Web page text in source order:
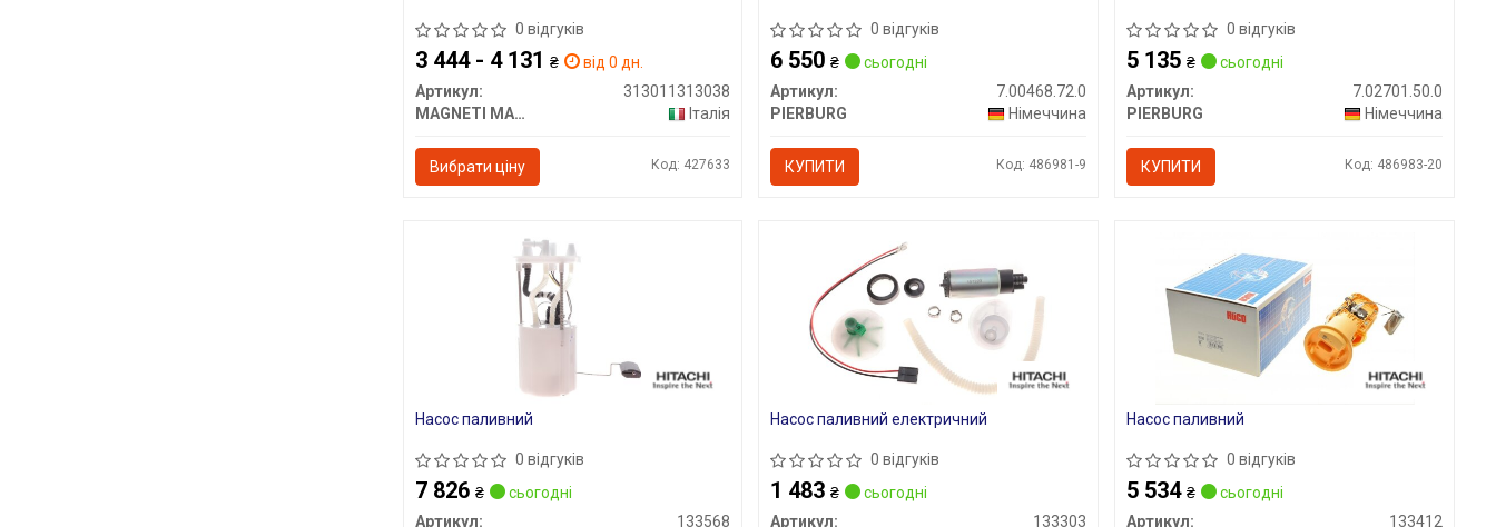
0 відгуків
3 444 - 4 131 ₴
від 0 дн.
Артикул:
313011313038
MAGNETI MARELLI
Італія
Вибрати ціну Код: 427633
0 відгуків
6 550₴
сьогодні
Артикул:
7.00468.72.0
PIERBURG
Німеччина
КУПИТИ Код: 486981-9
0 відгуків
5 135₴
сьогодні
Артикул:
7.02701.50.0
PIERBURG
Німеччина
КУПИТИ Код: 486983-20
Насос паливний
0 відгуків
7 826 ₴
сьогодні
Артикул:
133568
Насос паливний електричний
0 відгуків
1 483₴
сьогодні
Артикул:
133303
Насос паливний
0 відгуків
5 534₴
сьогодні
Артикул:
133412